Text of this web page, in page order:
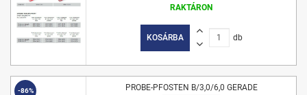
RAKTÁRON
KOSÁRBA db
-86%
PROBE-PFOSTEN B/3,0/6,0 GERADE